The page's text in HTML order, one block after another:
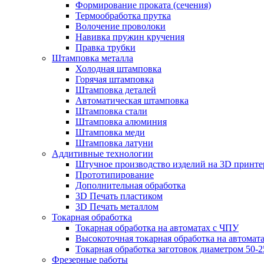
Формирование проката (сечения)
Термообработка прутка
Волочение проволоки
Навивка пружин кручения
Правка трубки
Штамповка металла
Холодная штамповка
Горячая штамповка
Штамповка деталей
Автоматическая штамповка
Штамповка стали
Штамповка алюминия
Штамповка меди
Штамповка латуни
Аддитивные технологии
Штучное производство изделий на 3D
Прототипирование
Дополнительная обработка
3D Печать пластиком
3D Печать металлом
Токарная обработка
Токарная обработка на автоматах с ЧПУ
Высокоточная токарная обработка на
Токарная обработка заготовок диаметром 50-
Фрезерные работы